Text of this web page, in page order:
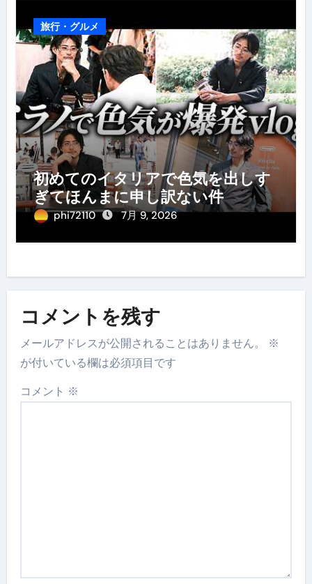
旅行・グルメ
初めてのイタリアで色気を出しす
ぎてほんまに申し訳ない件
phi72110 7月 9, 2026
コメントを残す
メールアドレスが公開されることはありません。
※
が付いている欄は必須項目です
コメント ※